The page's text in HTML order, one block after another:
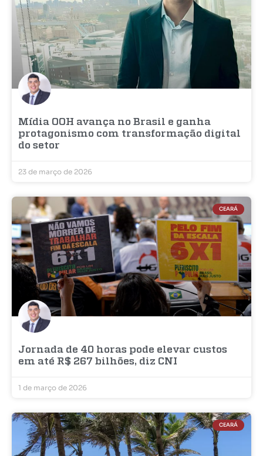
Mídia OOH avança no Brasil e ganha
protagonismo com transformação digital
do setor
23 de março de 2026
CEARÁ
Jornada de 40 horas pode elevar custos
em até R$ 267 bilhões, diz CNI
1 de março de 2026
CEARÁ